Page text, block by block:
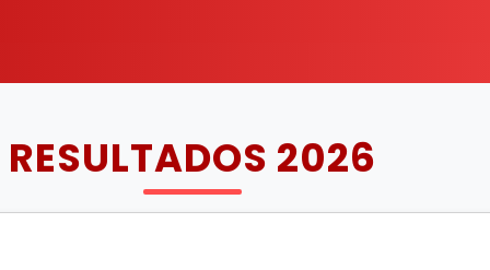
RESULTADOS 2026